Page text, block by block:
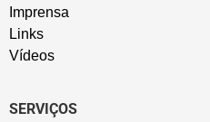
Imprensa
Links
Vídeos
SERVIÇOS